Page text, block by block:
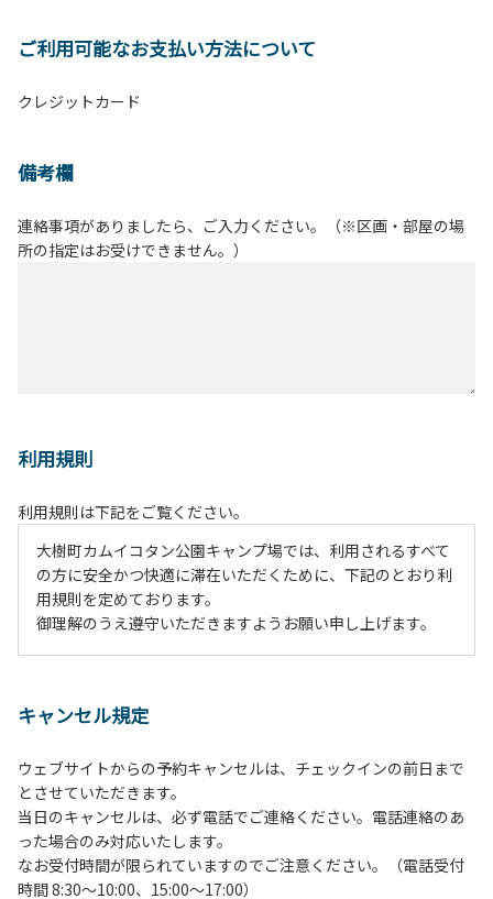
ご利用可能なお支払い方法について
クレジットカード
備考欄
連絡事項がありましたら、ご入力ください。（※区画・部屋の場
所の指定はお受けできません。）
利用規則
利用規則は下記をご覧ください。
大樹町カムイコタン公園キャンプ場では、利用されるすべて
の方に安全かつ快適に滞在いただくために、下記のとおり利
用規則を定めております。
御理解のうえ遵守いただきますようお願い申し上げます。
２、中学生以下だけでの利用はできません。高校生以上の方
３、テントサイト（多目的広場を含む。）の使用は、事前に
予約いただいた方のみで、連泊の方を除き、正午からです。
基本的に、テント1張りにつき1区画の予約をお願いします。
管理棟にてチェックインの手続きを行ってください。午後3
時前にお越しの方は、午後3時になりましたら管理棟にて手
続きを行ってください。午後5時過ぎにお越しの方は、翌朝
キャンセル規定
ウェブサイトからの予約キャンセルは、チェックインの前日まで
とさせていただきます。
当日のキャンセルは、必ず電話でご連絡ください。電話連絡のあ
った場合のみ対応いたします。
なお受付時間が限られていますのでご注意ください。（電話受付
時間 8:30～10:00、15:00～17:00）